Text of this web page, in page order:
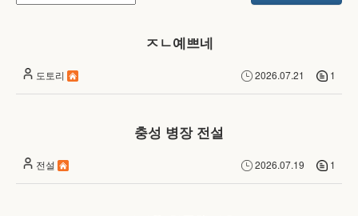
게
수
는
덤
ㅈㄴ예쁘네
도토리 2026.07.21 1
충성 병장 전설
전설 2026.07.19 1